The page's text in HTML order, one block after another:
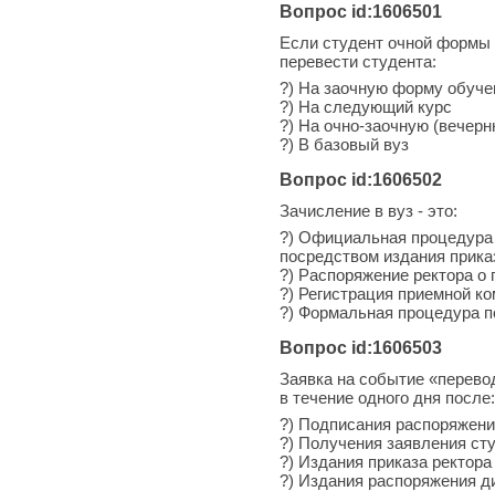
Вопрос id:1606501
Если студент очной формы
перевести студента:
?) На заочную форму
?) На следующий курс
?) На очно-заочную
?) В базовый вуз
Вопрос id:1606502
Зачисление в вуз - это:
?) Официальная процедура
посредством издания
?) Распоряжение ректора о
?) Регистрация приемной
?) Формальная процедура
Вопрос id:1606503
Заявка на событие
в течение одного дня после:
?) Подписания
?) Получения заявления
?) Издания приказа
?) Издания распоряжения